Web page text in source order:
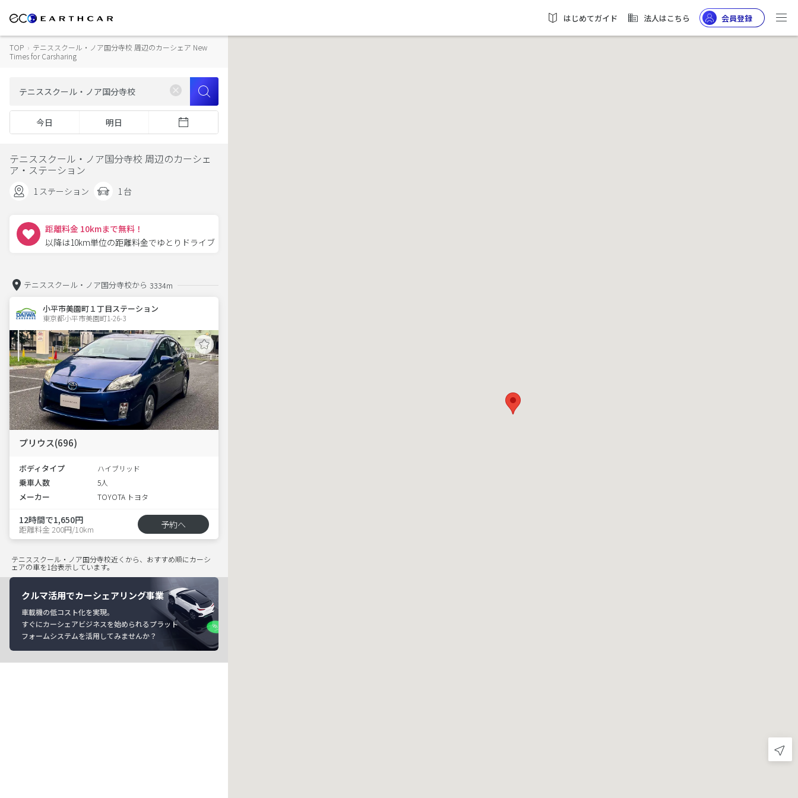
はじめてガイド 法人はこちら 会員登録
TOP › テニススクール・ノア国分寺校 周辺のカーシェア New
Times for Carsharing
今日 明日
テニススクール・ノア国分寺校 周辺のカーシェ
ア・ステーション
1 ステーション 1 台
距離料金 10kmまで無料！
以降は10km単位の距離料金でゆとりドライブ
テニススクール・ノア国分寺校から 3334m
小平市美園町１丁目ステーション
東京都小平市美園町1-26-3
プリウス(696)
ボディタイプ ハイブリッド
乗車人数 5人
メーカー TOYOTA トヨタ
12時間で1,650円
距離料金 200円/10km 予約へ
テニススクール・ノア国分寺校近くから、おすすめ順にカーシ
ェアの車を1台表示しています。
クルマ活用でカーシェアリング事業
車載機の低コスト化を実現。
すぐにカーシェアビジネスを始められるプラット
フォームシステムを活用してみませんか？